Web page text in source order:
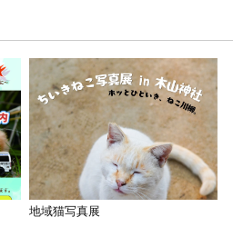
地域猫写真展